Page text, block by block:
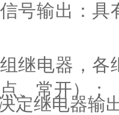
号输出：具
继电器，各
、常开）；
定继电器输